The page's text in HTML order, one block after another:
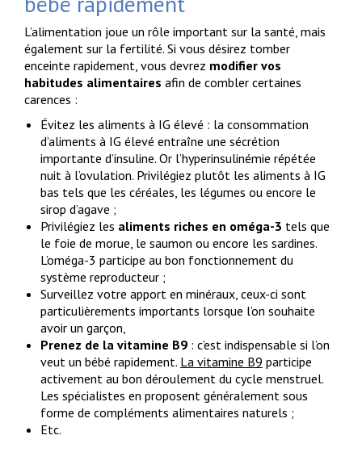
L’alimentation joue un rôle important sur la santé, mais
également sur la fertilité. Si vous désirez tomber
enceinte rapidement, vous devrez modifier vos
habitudes alimentaires afin de combler certaines
carences :
Évitez les aliments à IG élevé : la consommation
d’aliments à IG élevé entraîne une sécrétion
importante d’insuline. Or l’hyperinsulinémie répétée
nuit à l’ovulation. Privilégiez plutôt les aliments à IG
bas tels que les céréales, les légumes ou encore le
sirop d’agave ;
Privilégiez les aliments riches en oméga-3 tels que
le foie de morue, le saumon ou encore les sardines.
L’oméga-3 participe au bon fonctionnement du
système reproducteur ;
Surveillez votre apport en minéraux, ceux-ci sont
particulièrements importants lorsque l’on souhaite
avoir un garçon,
Prenez de la vitamine B9 : c’est indispensable si l’on
veut un bébé rapidement. La vitamine B9 participe
activement au bon déroulement du cycle menstruel.
Les spécialistes en proposent généralement sous
forme de compléments alimentaires naturels ;
Etc.